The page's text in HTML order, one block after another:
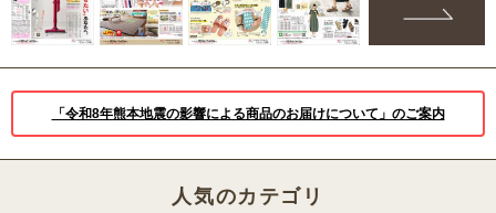
「令和8年熊本地震の影響による商品のお届けについて」のご案内
人気のカテゴリ